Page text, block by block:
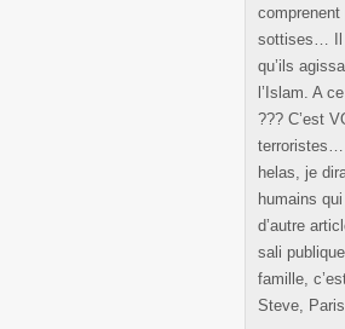
sottises… Il
qu’ils
l’Islam. A
??? C’est
terroristes…
helas, je
humains
d’autre
sali
famille,
Steve, Paris